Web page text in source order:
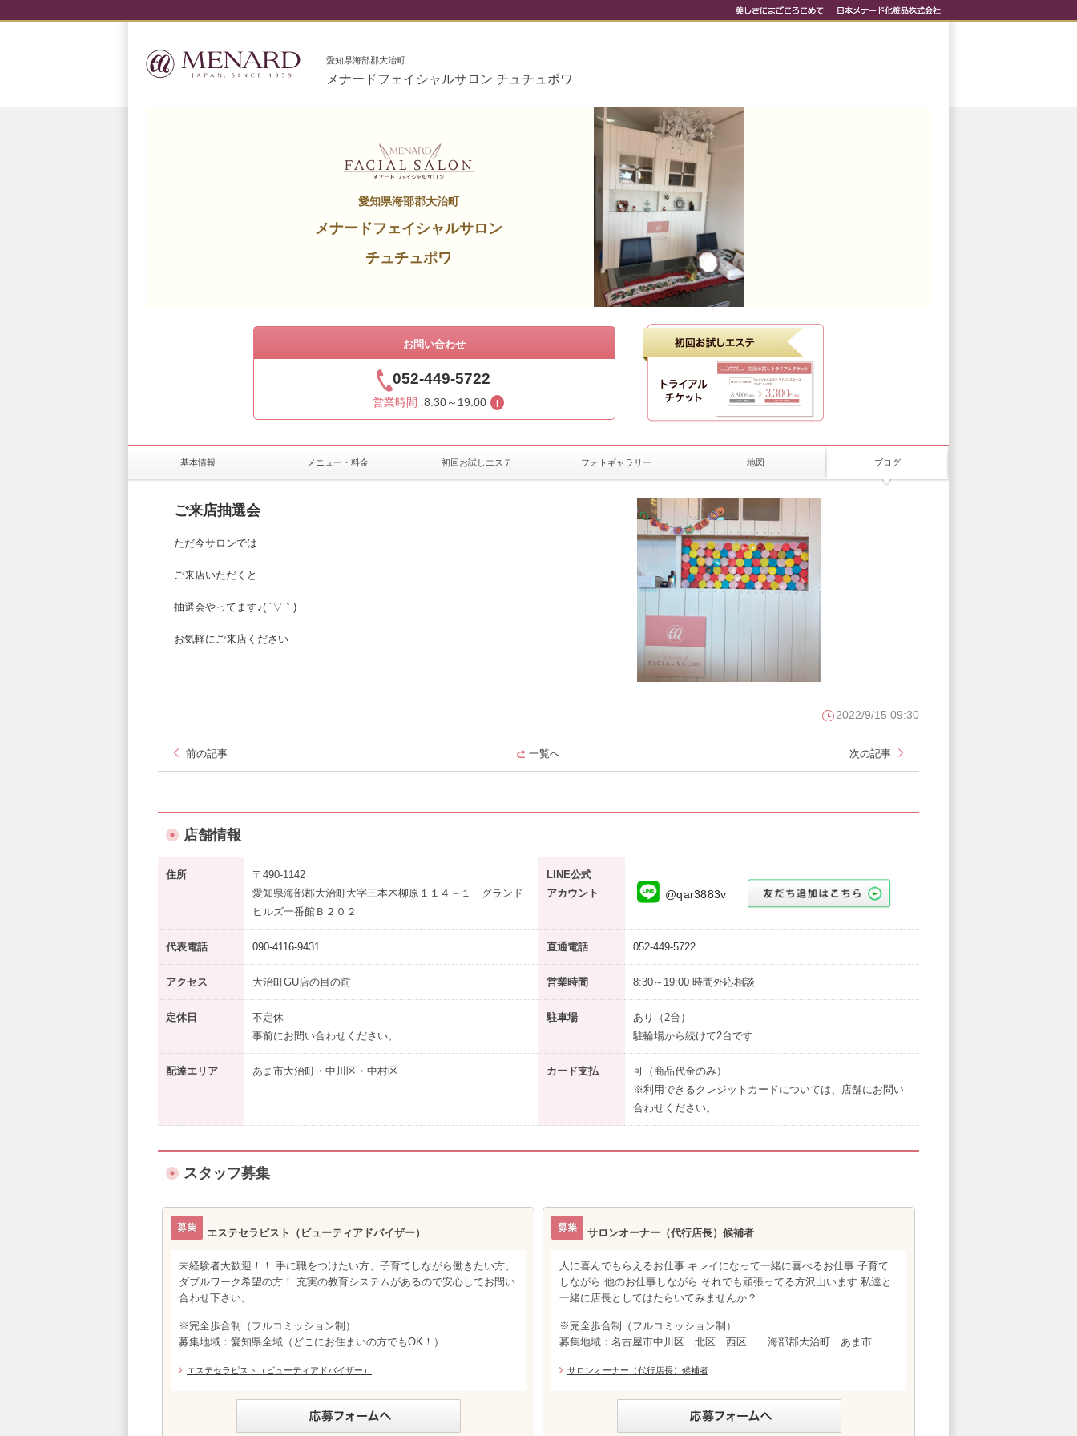
愛知県海部郡大治町
メナードフェイシャルサロン チュチュポワ
愛知県海部郡大治町
メナードフェイシャルサロン
チュチュポワ
お問い合わせ
052-449-5722
営業時間 :8:30～19:00
基本情報 メニュー・料金 初回お試しエステ フォトギャラリー 地図 ブログ
ご来店抽選会
ただ今サロンでは
ご来店いただくと
抽選会やってます♪( ´▽｀)
お気軽にご来店ください
2022/9/15 09:30
前の記事 一覧へ 次の記事
店舗情報
住所
〒490-1142
愛知県海部郡大治町大字三本木柳原１１４－１ グランド
ヒルズ一番館Ｂ２０２
LINE公式
アカウント
@qar3883v
代表電話 090-4116-9431 直通電話 052-449-5722
アクセス 大治町GU店の目の前 営業時間 8:30～19:00 時間外応相談
定休日
不定休
事前にお問い合わせください。
駐車場 あり
（2台）
駐輪場から続けて2台です
配達エリア あま市大治町・中川区・中村区 カード支払
可（商品代金のみ）
※利用できるクレジットカードについては、店舗にお問い
合わせください。
スタッフ募集
エステセラピスト（ビューティアドバイザー）
未経験者大歓迎！！ 手に職をつけたい方、子育てしながら働きたい方、
ダブルワーク希望の方！ 充実の教育システムがあるので安心してお問い
合わせ下さい。
※完全歩合制（フルコミッション制）
募集地域：愛知県全域（どこにお住まいの方でもOK！）
エステセラピスト（ビューティアドバイザー）
サロンオーナー（代行店長）候補者
人に喜んでもらえるお仕事 キレイになって一緒に喜べるお仕事 子育て
しながら 他のお仕事しながら それでも頑張ってる方沢山います 私達と
一緒に店長としてはたらいてみませんか？
※完全歩合制（フルコミッション制）
募集地域：名古屋市中川区 北区 西区 海部郡大治町 あま市
サロンオーナー（代行店長）候補者